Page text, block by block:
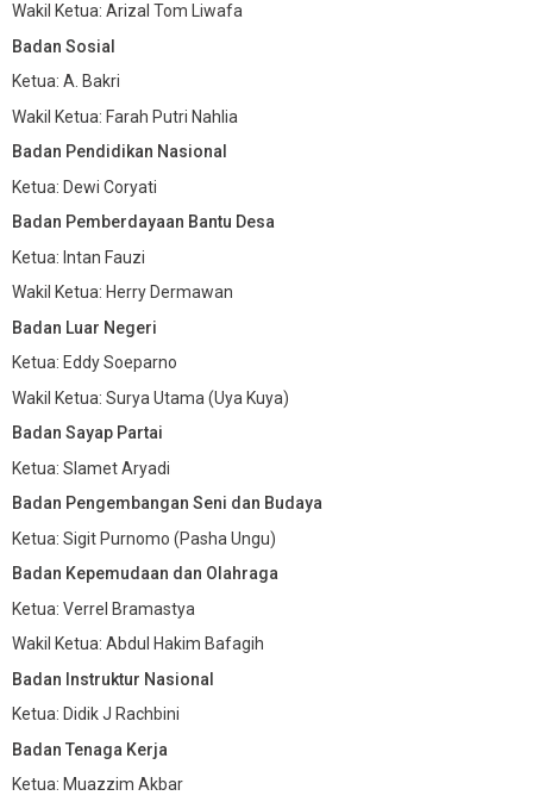
Wakil Ketua: Arizal Tom Liwafa
Badan Sosial
Ketua: A. Bakri
Wakil Ketua: Farah Putri Nahlia
Badan Pendidikan Nasional
Ketua: Dewi Coryati
Badan Pemberdayaan Bantu Desa
Ketua: Intan Fauzi
Wakil Ketua: Herry Dermawan
Badan Luar Negeri
Ketua: Eddy Soeparno
Wakil Ketua: Surya Utama (Uya Kuya)
Badan Sayap Partai
Ketua: Slamet Aryadi
Badan Pengembangan Seni dan Budaya
Ketua: Sigit Purnomo (Pasha Ungu)
Badan Kepemudaan dan Olahraga
Ketua: Verrel Bramastya
Wakil Ketua: Abdul Hakim Bafagih
Badan Instruktur Nasional
Ketua: Didik J Rachbini
Badan Tenaga Kerja
Ketua: Muazzim Akbar